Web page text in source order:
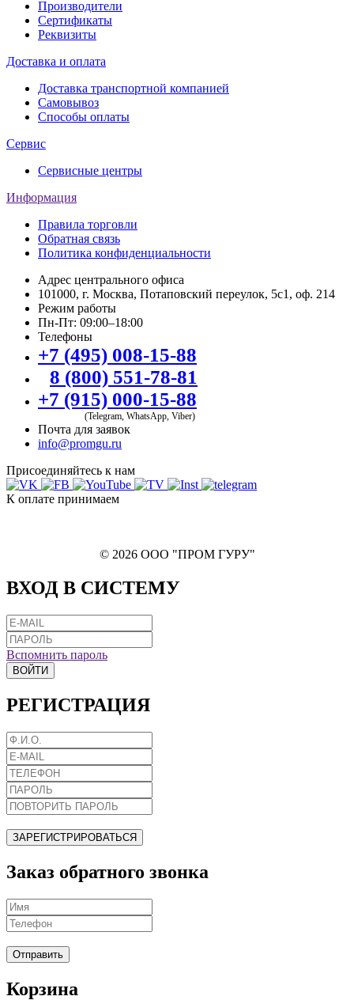
Производители
Сертификаты
Реквизиты
Доставка и оплата
Доставка транспортной компанией
Самовывоз
Способы оплаты
Сервис
Сервисные центры
Информация
Правила торговли
Обратная связь
Политика конфиденциальности
Адрес центрального офиса
101000, г. Москва, Потаповский переулок, 5с1, оф. 214
Режим работы
Пн-Пт: 09:00–18:00
Телефоны
+7 (495) 008-15-88
8 (800) 551-78-81
+7 (915) 000-15-88
(Telegram, WhatsApp, Viber)
Почта для заявок
info@promgu.ru
Присоединяйтесь к нам
К оплате принимаем
© 2026 ООО "ПРОМ ГУРУ"
ВХОД В СИСТЕМУ
Вспомнить пароль
ВОЙТИ
РЕГИСТРАЦИЯ
ЗАРЕГИСТРИРОВАТЬСЯ
Заказ обратного звонка
Отправить
Корзина